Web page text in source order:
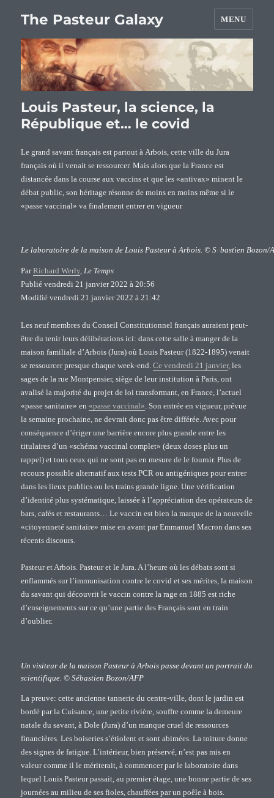
The Pasteur Galaxy MENU
Louis Pasteur, la science, la
République et… le covid
Le grand savant français est partout à Arbois, cette ville du Jura
français où il venait se ressourcer. Mais alors que la France est
distancée dans la course aux vaccins et que les «antivax» minent le
débat public, son héritage résonne de moins en moins même si le
«passe vaccinal» va finalement entrer en vigueur
Le laboratoire de la maison de Louis Pasteur à Arbois. © S ébastien Bozon/
ParRichard Werly,Le Temps
Publié vendredi 21 janvier 2022 à 20:56
Modifié vendredi 21 janvier 2022 à 21:42
Les neuf membres du Conseil Constitutionnel français auraient peut-
être du tenir leurs délibérations ici: dans cette salle à manger de la
maison familiale d’Arbois (Jura) où Louis Pasteur (1822-1895) venait
se ressourcer presque chaque week-end.Ce vendredi 21 janvier, les
sages de la rue Montpensier, siège de leur institution à Paris, ont
avalisé la majorité du projet de loi transformant, en France, l’actuel
«passe sanitaire» en «passe vaccinal». Son entrée en vigueur, prévue
la semaine prochaine, ne devrait donc pas être différée. Avec pour
conséquence d’ériger une barrière encore plus grande entre les
titulaires d’un «schéma vaccinal complet» (deux doses plus un
rappel) et tous ceux qui ne sont pas en mesure de le fournir. Plus de
recours possible alternatif aux tests PCR ou antigéniques pour entrer
dans les lieux publics ou les trains grande ligne. Une vérification
d’identité plus systématique, laissée à l’appréciation des opérateurs de
bars, cafés et restaurants… Le vaccin est bien la marque de la nouvelle
«citoyenneté sanitaire» mise en avant par Emmanuel Macron dans ses
récents discours.
Pasteur et Arbois. Pasteur et le Jura. A l’heure où les débats sont si
enflammés sur l’immunisation contre le covid et ses mérites, la maison
du savant qui découvrit le vaccin contre la rage en 1885 est riche
d’enseignements sur ce qu’une partie des Français sont en train
d’oublier.
Un visiteur de la maison Pasteur à Arbois passe devant un portrait du
scientifique. © Sébastien Bozon/AFP
La preuve: cette ancienne tannerie du centre-ville, dont le jardin est
bordé par la Cuisance, une petite rivière, souffre comme la demeure
natale du savant, à Dole (Jura) d’un manque cruel de ressources
financières. Les boiseries s’étiolent et sont abimées. La toiture donne
des signes de fatigue. L’intérieur, bien préservé, n’est pas mis en
valeur comme il le mériterait, à commencer par le laboratoire dans
lequel Louis Pasteur passait, au premier étage, une bonne partie de ses
journées au milieu de ses fioles, chauffées par un poêle à bois.